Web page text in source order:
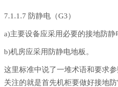
7.1.1.7 防静电（G3）
a)主要设备应采用必要的接地防静
b)机房应采用防静电地板。
这里标准中说了一堆术语和要求
关注的就是首先机柜要做好接地